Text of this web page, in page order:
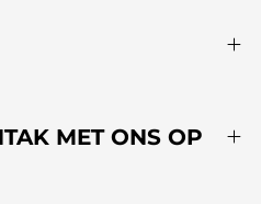
MET ONS OP